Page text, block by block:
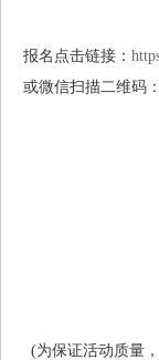
报名点击链接：
或微信扫描二维码：
(为保证活动质量